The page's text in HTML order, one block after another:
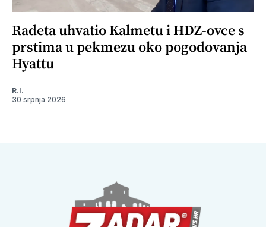
Radeta uhvatio Kalmetu i HDZ-ovce s
prstima u pekmezu oko pogodovanja
Hyattu
R.I.
30 srpnja 2026